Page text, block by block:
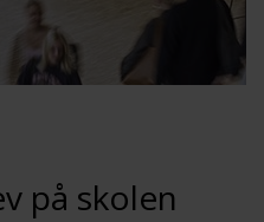
på skolen